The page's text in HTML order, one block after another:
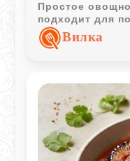
Простое
подходит для
меню.Вилка